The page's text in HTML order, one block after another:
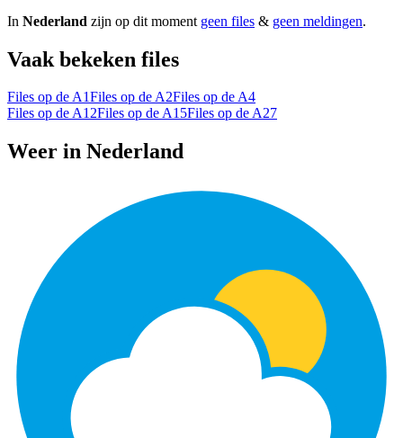
In Nederland zijn op dit moment geen files & geen meldingen.
Vaak bekeken files
Files op de A1Files op de A2Files op de A4
Files op de A12Files op de A15Files op de A27
Weer in Nederland